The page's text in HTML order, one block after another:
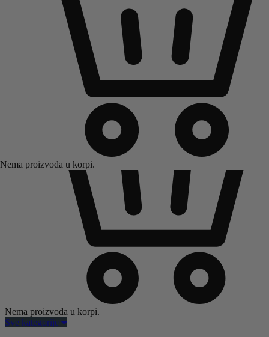
Nema proizvoda u korpi.
Sve kategorije
Nema proizvoda u korpi.